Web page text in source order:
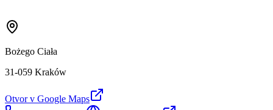
Bożego Ciała
31-059 Kraków
Otvor v Google Maps